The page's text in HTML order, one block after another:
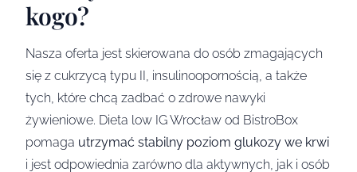
kogo?
Nasza oferta jest skierowana do osób zmagających
się z cukrzycą typu II, insulinoopornością, a także
tych, które chcą zadbać o zdrowe nawyki
żywieniowe. Dieta low IG Wrocław od BistroBox
pomaga utrzymać stabilny poziom glukozy we krwi
i jest odpowiednia zarówno dla aktywnych, jak i osób